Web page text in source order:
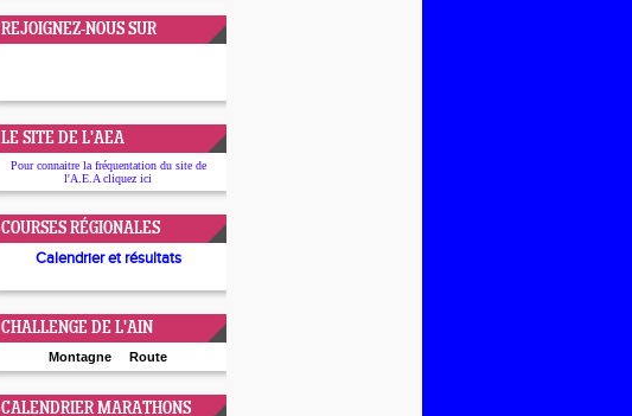
REJOIGNEZ-NOUS SUR
LE SITE DE L'AEA
Pour connaitre la fréquentation du site de
l'A.E.A cliquez ici
COURSES RÉGIONALES
Calendrier et résultats
CHALLENGE DE L'AIN
Montagne Route
CALENDRIER MARATHONS